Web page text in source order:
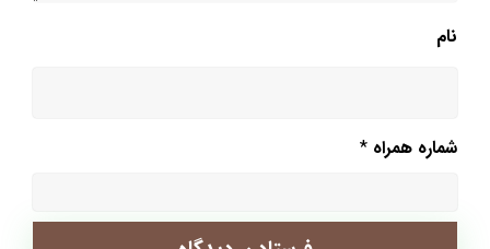
نام
شماره همراه *